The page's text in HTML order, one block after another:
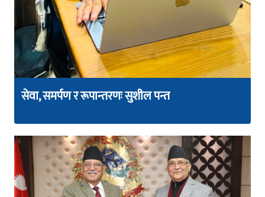
सेवा, समर्पण र रूपान्तरणः सुशील पन्त